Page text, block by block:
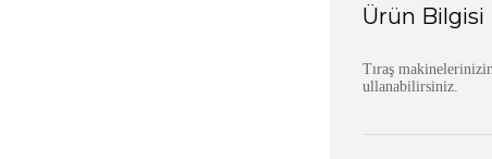
Ürün Bilgisi
Tıraş
ullanabilirsiniz.